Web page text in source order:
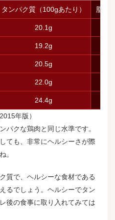
タンパク質（100gあたり） 脂質
20.1g
19.2g
20.5g
22.0g
24.4g
年版）
パクな鶏肉と同じ水準です。
ても、非常にヘルシーさが際
。
質で、ヘルシーな食材である
るでしょう。ヘルシーでタン
後の食事に取り入れてみては